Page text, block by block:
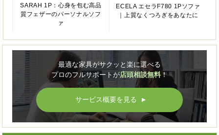
SARAH 1P：心身を包む高品
質フェザーのパーソナルソフ
ァ
ECELA エセラF780 1Pソファ
｜上質なくつろぎをあなたに
最適な家具がサクッと楽に選べる
プロのフルサポートが店頭相談無料！
サービス概要を見る ▲